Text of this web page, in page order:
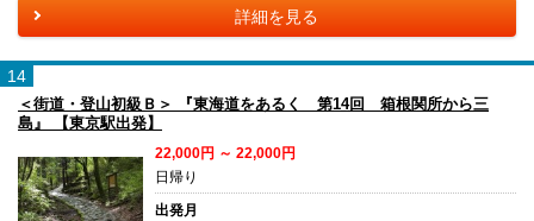
詳細を見る
14
＜街道・登山初級Ｂ＞ 『東海道をあるく 第14回 箱根関所から三
島』 【東京駅出発】
22,000円 ～ 22,000円
日帰り
出発月